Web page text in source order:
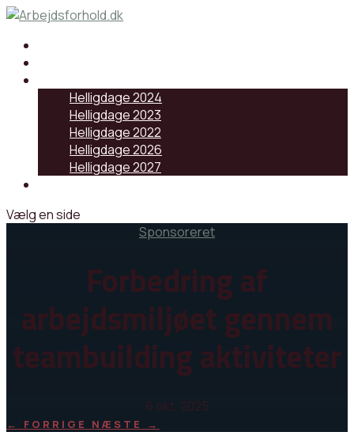
Helligdage 2024
Helligdage 2023
Helligdage 2022
Helligdage 2026
Helligdage 2027
Vælg en side
Sponsoreret
Forbedring af
arbejdsmiljøet gennem
teambuilding aktiviteter
6 okt, 2025
← FORRIGE NÆSTE →